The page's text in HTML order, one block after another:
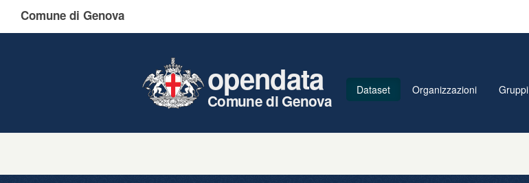
Comune di Genova
opendata
Comune di Genova
Dataset Organizzazioni Gruppi